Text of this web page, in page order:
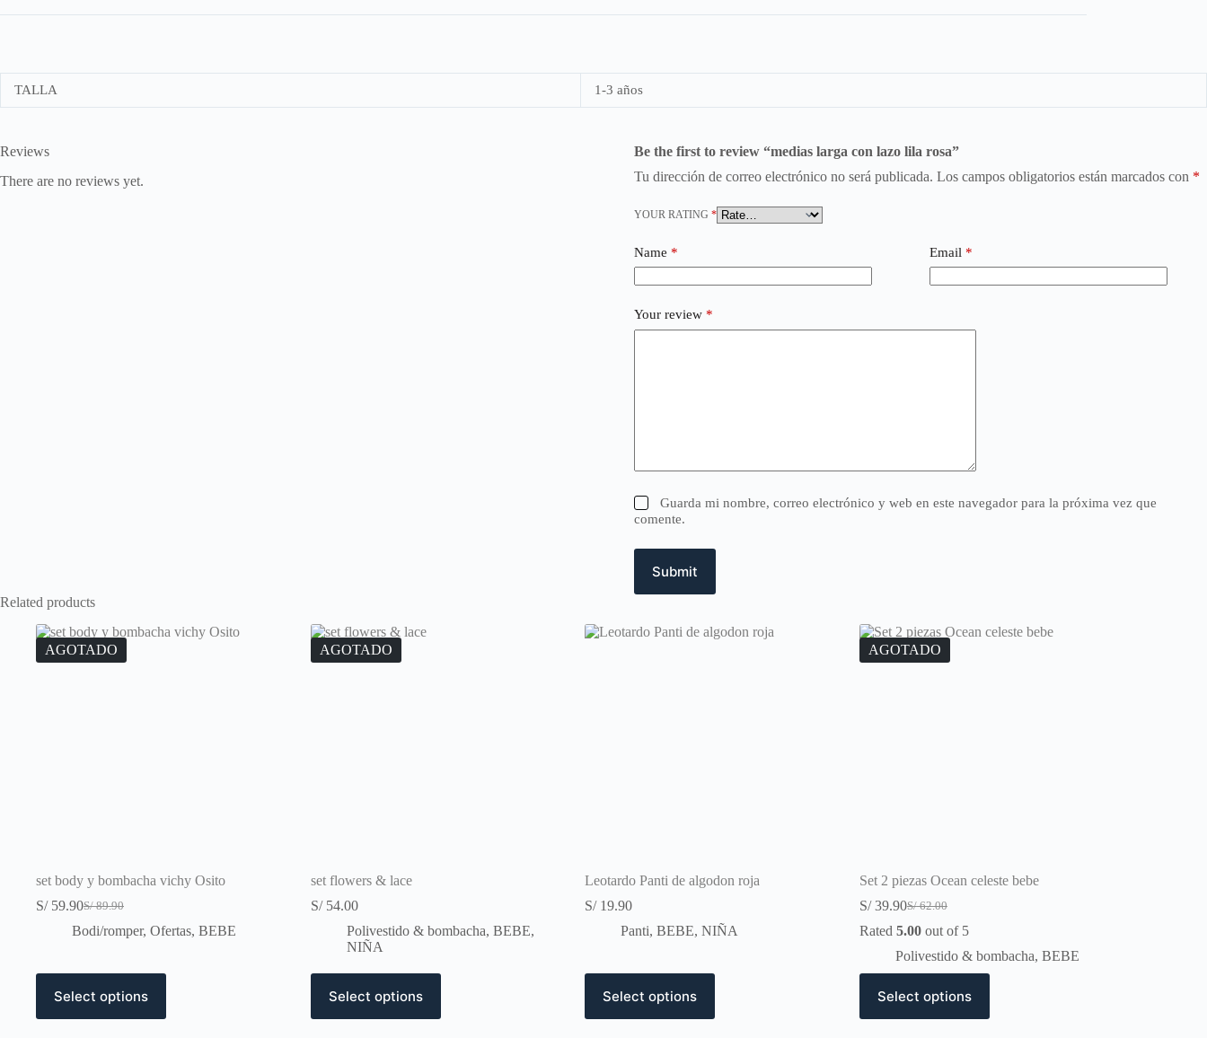
TALLA 1-3 años
Reviews
There are no reviews yet.
Be the first to review “medias larga con lazo lila rosa”
Tu dirección de correo electrónico no será publicada. Los campos obligatorios están marcados con *
YOUR RATING *
Name * Email *
Your review *
Guarda mi nombre, correo electrónico y web en este navegador para la próxima vez que
comente.
Submit
Related products
AGOTADO
set body y bombacha vichy Osito
S/89.90
Original
price
S/59.90Current
price
Bodi/romper, Ofertas, BEBE
Select options
This
product
AGOTADO
set flowers & lace
S/54.00
Polivestido & bombacha, BEBE,
NIÑA
Select options
This
product
Leotardo Panti de algodon roja
S/19.90
Panti,BEBE,NIÑA
Select options
This
product
AGOTADO
Set 2 piezas Ocean celeste bebe
S/62.00
Original
price
S/ 62.00.
S/39.90Current
price
S/ 39.90.
Rated 5.00out of 5
Polivestido & bombacha, BEBE
Select options
This
product